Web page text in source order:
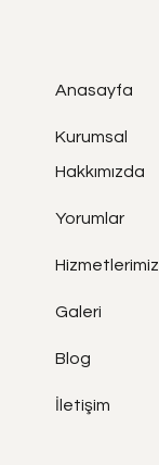
Anasayfa
Kurumsal
Hakkımızda
Yorumlar
Hizmetlerimiz
Galeri
Blog
İletişim